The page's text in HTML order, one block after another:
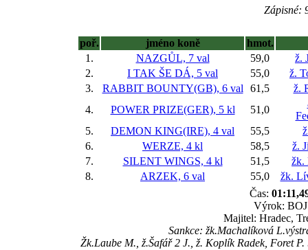
Zápisné:
poř. jméno koně
hmot.
1.
NAZGŮL, 7 val 59,0
ž.
2.
I TAK ŠE DÁ, 5 val 55,0
ž.
3.
RABBIT BOUNTY(GB), 6 val 61,5
ž.
4.
POWER PRIZE(GER), 5 kl 51,0
5.
DEMON KING(IRE), 4 val 55,5
6.
WERZE, 4 kl 58,5
ž.
7.
SILENT WINGS, 4 kl 51,5
žk.
8.
ARZEK, 6 val 55,0
žk.
Čas:
Výrok: BOJ
Majitel: Hradec,
Sankce: žk.Machalíková
Žk.Laube M., ž.Šafář 2 J., ž. Koplík Radek, Foret